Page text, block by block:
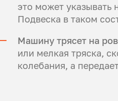
это может
Подвеска в таком
Машину трясет на
или мелкая тряска,
колебания, а